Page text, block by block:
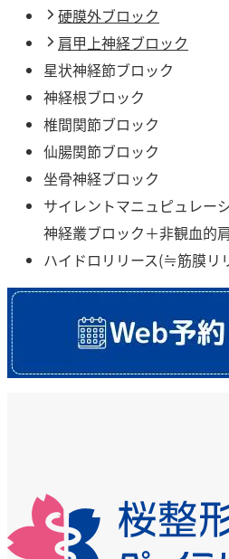
硬膜外ブロック
肩甲上神経ブロック
星状神経節ブロック
神経根ブロック
椎間関節ブロック
仙腸関節ブロック
坐骨神経ブロック
サイレントマニュピュレー
神経叢ブロック＋非観血的
ハイドロリリース(≒筋膜リ